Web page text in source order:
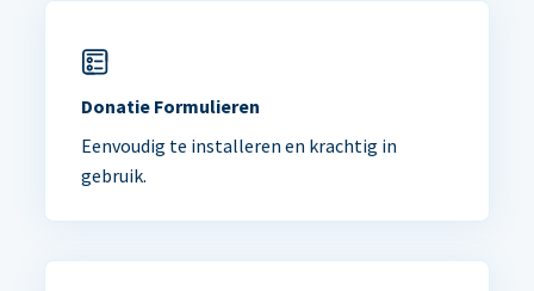
Donatie Formulieren
Eenvoudig te installeren en krachtig in
gebruik.